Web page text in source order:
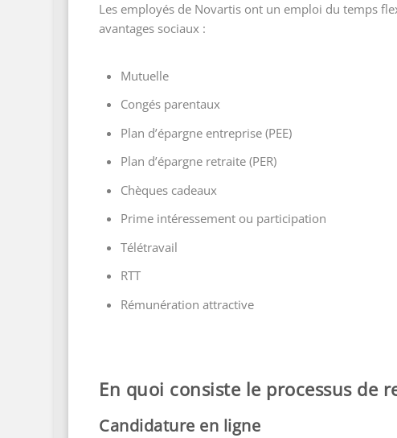
Les employés de Novartis ont un emploi du temps
avantages sociaux :
Mutuelle
Congés parentaux
Plan d’épargne entreprise (PEE)
Plan d’épargne retraite (PER)
Chèques cadeaux
Prime intéressement ou participation
Télétravail
RTT
Rémunération attractive
En quoi consiste le processus de
Candidature en ligne